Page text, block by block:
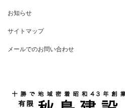
お知らせ
サイトマップ
メールでのお問い合わせ